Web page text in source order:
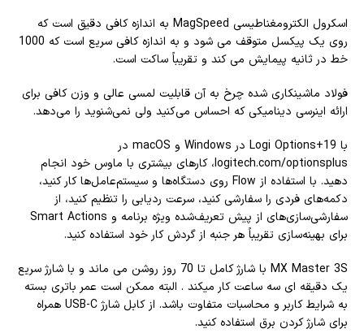
اسکرول الکترومغناطیسی MagSpeed ​​به اندازه کافی دقیق است که
روی یک پیکسل متوقف می شود و به اندازه کافی سریع است که 1000
خط در ثانیه پیمایش می کند و تقریباً ساکت است.
فولاد ماشینکاری شده چرخ به آن قابلیت لمسی عالی و وزن کافی برای
ارائه اینرسی دینامیکی که احساس می‌کنید ولی نمی‌شنوید را می‌دهد.
با Logi Options+19 در Windows و macOS در
logitech.com/optionsplus، کارهای بیشتری با ماوس خود انجام
دهید. با استفاده از Flow روی دستگاه‌ها و سیستم‌عامل‌ها کار کنید،
دکمه‌های فردی را سفارشی کنید، سرعت ردیابی را تنظیم کنید، از
سفارشی‌سازی‌های از پیش تعریف‌شده ویژه برنامه و Smart Actions
برای بهینه‌سازی تقریباً هر جنبه از گردش کار خود استفاده کنید.
MX Master 3S با شارژ کامل تا 70 روز روشن می ماند و با شارژ سریع
یک دقیقه ای سه ساعت کار میکند . البته ممکن است عمر باتری بسته
به شرایط کاربر و محاسبات متفاوت باشد. از کابل شارژ USB-C همراه
برای شارژ کردن برق استفاده کنید.